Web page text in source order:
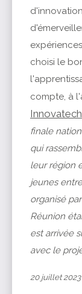
choisi le
compte, à
Innovatech
finale
qui
leur région
jeunes
organisé
Réunion
est arrivée
avec le
20 juillet 2023